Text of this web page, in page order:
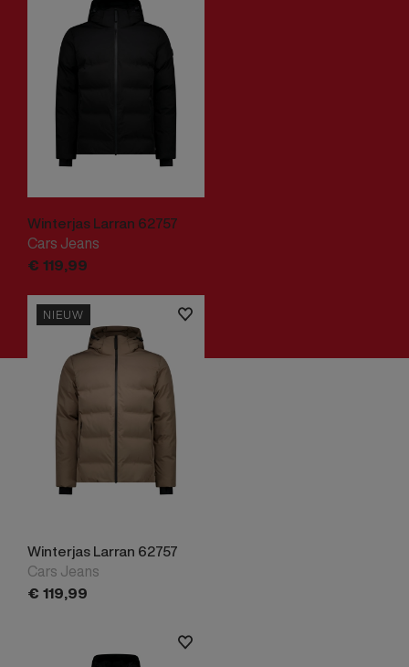
Winterjas Larran 62757
Cars Jeans
€ 119,99
NIEUW
Winterjas Larran 62757
Cars Jeans
€ 119,99